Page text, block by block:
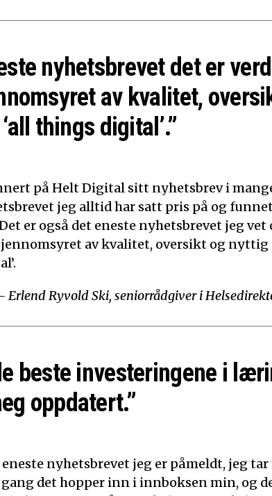
nyhetsbrevet det er
av kvalitet,
things digital’.”
på Helt Digital sitt nyhetsbrev i
jeg alltid har satt pris på og
er også det eneste nyhetsbrevet jeg vet
av kvalitet, oversikt og nyttig
Erlend Ryvold Ski, seniorrådgiver i
beste investeringene i
oppdatert.”
nyhetsbrevet jeg er påmeldt, jeg
gang det hopper inn i innboksen min, og